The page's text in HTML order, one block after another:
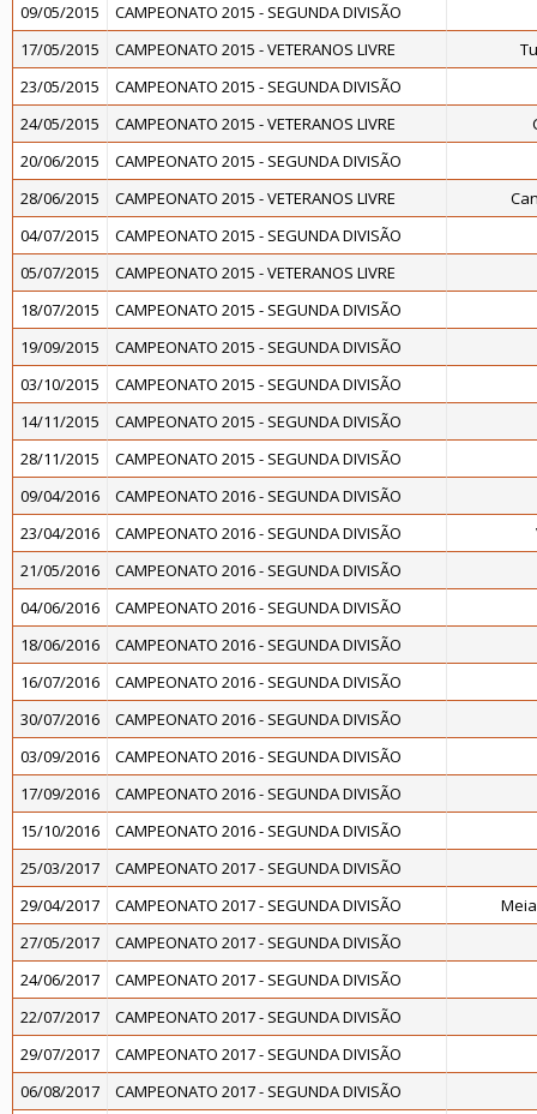
09/05/2015
CAMPEONATO 2015 - SEGUNDA DIVISÃO
17/05/2015
CAMPEONATO 2015 - VETERANOS LIVRE
23/05/2015
CAMPEONATO 2015 - SEGUNDA DIVISÃO
24/05/2015
CAMPEONATO 2015 - VETERANOS LIVRE
20/06/2015
CAMPEONATO 2015 - SEGUNDA DIVISÃO
28/06/2015
CAMPEONATO 2015 - VETERANOS LIVRE
04/07/2015
CAMPEONATO 2015 - SEGUNDA DIVISÃO
05/07/2015
CAMPEONATO 2015 - VETERANOS LIVRE
18/07/2015
CAMPEONATO 2015 - SEGUNDA DIVISÃO
19/09/2015
CAMPEONATO 2015 - SEGUNDA DIVISÃO
03/10/2015
CAMPEONATO 2015 - SEGUNDA DIVISÃO
14/11/2015
CAMPEONATO 2015 - SEGUNDA DIVISÃO
28/11/2015
CAMPEONATO 2015 - SEGUNDA DIVISÃO
09/04/2016
CAMPEONATO 2016 - SEGUNDA DIVISÃO
23/04/2016
CAMPEONATO 2016 - SEGUNDA DIVISÃO
21/05/2016
CAMPEONATO 2016 - SEGUNDA DIVISÃO
04/06/2016
CAMPEONATO 2016 - SEGUNDA DIVISÃO
18/06/2016
CAMPEONATO 2016 - SEGUNDA DIVISÃO
16/07/2016
CAMPEONATO 2016 - SEGUNDA DIVISÃO
30/07/2016
CAMPEONATO 2016 - SEGUNDA DIVISÃO
03/09/2016
CAMPEONATO 2016 - SEGUNDA DIVISÃO
17/09/2016
CAMPEONATO 2016 - SEGUNDA DIVISÃO
15/10/2016
CAMPEONATO 2016 - SEGUNDA DIVISÃO
25/03/2017
CAMPEONATO 2017 - SEGUNDA DIVISÃO
29/04/2017
CAMPEONATO 2017 - SEGUNDA DIVISÃO
27/05/2017
CAMPEONATO 2017 - SEGUNDA DIVISÃO
24/06/2017
CAMPEONATO 2017 - SEGUNDA DIVISÃO
22/07/2017
CAMPEONATO 2017 - SEGUNDA DIVISÃO
29/07/2017
CAMPEONATO 2017 - SEGUNDA DIVISÃO
06/08/2017
CAMPEONATO 2017 - SEGUNDA DIVISÃO